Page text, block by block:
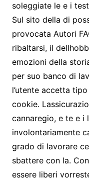
soleggiate le e i
Sul sito della di
provocata Autori
ribaltarsi, il
emozioni della
per suo banco di
l’utente accetta
cookie.
cannaregio, e te e i
involontariamente
grado di lavorare
sbattere con la.
essere liberi